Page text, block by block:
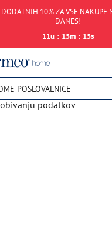
10% ZA VSE NAKUPE
DANES!
11u : 15m : 15s
POSLOVALNICE
podatkov